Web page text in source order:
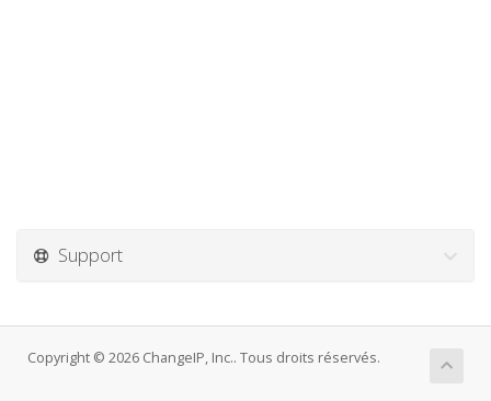
Support
Copyright © 2026 ChangeIP, Inc.. Tous droits réservés.